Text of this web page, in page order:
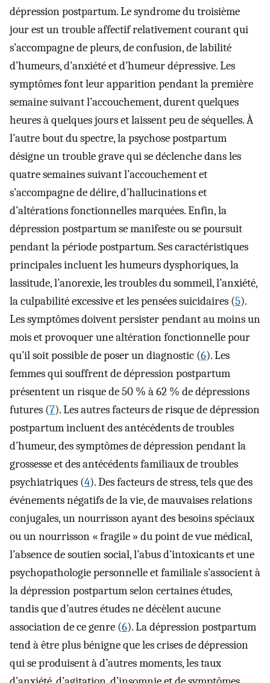
dépression postpartum. Le syndrome du troisième
jour est un trouble affectif relativement courant qui
s’accompagne de pleurs, de confusion, de labilité
d’humeurs, d’anxiété et d’humeur dépressive. Les
symptômes font leur apparition pendant la première
semaine suivant l’accouchement, durent quelques
heures à quelques jours et laissent peu de séquelles. À
l’autre bout du spectre, la psychose postpartum
désigne un trouble grave qui se déclenche dans les
quatre semaines suivant l’accouchement et
s’accompagne de délire, d’hallucinations et
d’altérations fonctionnelles marquées. Enfin, la
dépression postpartum se manifeste ou se poursuit
pendant la période postpartum. Ses caractéristiques
principales incluent les humeurs dysphoriques, la
lassitude, l’anorexie, les troubles du sommeil, l’anxiété,
la culpabilité excessive et les pensées suicidaires (5).
Les symptômes doivent persister pendant au moins un
mois et provoquer une altération fonctionnelle pour
qu’il soit possible de poser un diagnostic (6). Les
femmes qui souffrent de dépression postpartum
présentent un risque de 50 % à 62 % de dépressions
futures (7). Les autres facteurs de risque de dépression
postpartum incluent des antécédents de troubles
d’humeur, des symptômes de dépression pendant la
grossesse et des antécédents familiaux de troubles
psychiatriques (4). Des facteurs de stress, tels que des
événements négatifs de la vie, de mauvaises relations
conjugales, un nourrisson ayant des besoins spéciaux
ou un nourrisson « fragile » du point de vue médical,
l’absence de soutien social, l’abus d’intoxicants et une
psychopathologie personnelle et familiale s’associent à
la dépression postpartum selon certaines études,
tandis que d’autres études ne décèlent aucune
association de ce genre (6). La dépression postpartum
tend à être plus bénigne que les crises de dépression
qui se produisent à d’autres moments, les taux